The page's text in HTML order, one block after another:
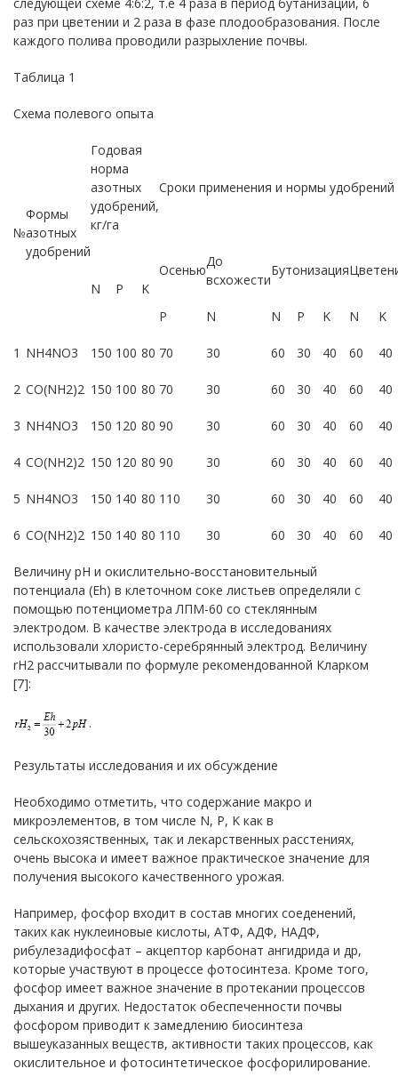
раз при цветении и 2 раза в фазе плодообразования. После
каждого полива проводили разрыхление почвы.
Таблица 1
Схема полевого опыта
№
Формы
азотных
удобрений
Годовая
норма
азотных
удобрений,
кг/га
Сроки применения и нормы удобрений
N P K
Осенью
До
всхожести
Бутонизация
Р N N P K N K
1 NH4NO3 150 100 80 70 30 60 30 40 60 40
2 CO(NH2)2 150 100 80 70 30 60 30 40 60 40
3 NH4NO3 150 120 80 90 30 60 30 40 60 40
4 CO(NH2)2 150 120 80 90 30 60 30 40 60 40
5 NH4NO3 150 140 80 110 30 60 30 40 60 40
6 CO(NH2)2 150 140 80 110 30 60 30 40 60 40
Величину рН и окислительно-восстановительный
потенциала (Eh) в клеточном соке листьев определяли с
помощью потенциометра ЛПМ-60 со стеклянным
электродом. В качестве электрода в исследованиях
использовали хлористо-серебрянный электрод. Величину
rH2 рассчитывали по формуле рекомендованной Кларком
[7]:
.
Результаты исследования и их обсуждение
Необходимо отметить, что содержание макро и
микроэлементов, в том числе N, P, K как в
сельскохозяственных, так и лекарственных расстениях,
очень высока и имеет важное практическое значение для
получения высокого качественного урожая.
Например, фосфор входит в состав многих соеденений,
таких как нуклеиновые кислоты, АТФ, АДФ, НАДФ,
рибулезадифосфат – акцептор карбонат ангидрида и др,
которые участвуют в процессе фотосинтеза. Кроме того,
фосфор имеет важное значение в протекании процессов
дыхания и других. Недостаток обеспеченности почвы
фосфором приводит к замедлению биосинтеза
вышеуказанных веществ, активности таких процессов, как
окислительное и фотосинтетическое фосфорилирование.